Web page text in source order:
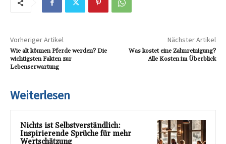
Vorheriger Artikel
Wie alt können Pferde werden? Die
wichtigsten Fakten zur
Lebenserwartung
Nächster Artikel
Was kostet eine Zahnreinigung?
Alle Kosten im Überblick
Weiterlesen
Nichts ist Selbstverständlich:
Inspirierende Sprüche für mehr
Wertschätzung